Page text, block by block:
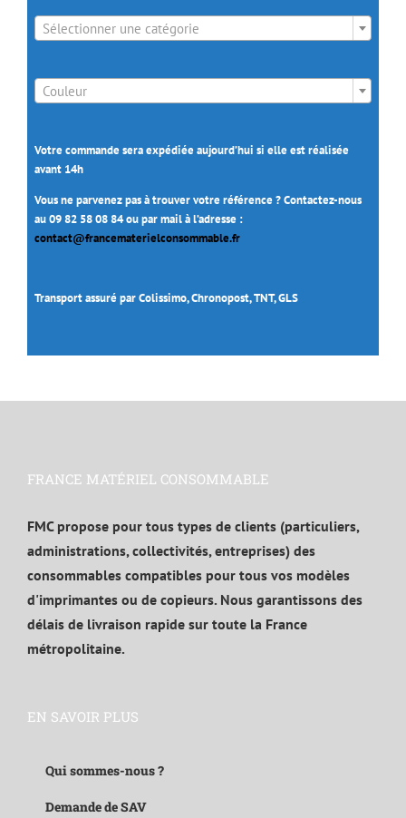
Sélectionner une catégorie
Couleur
Votre commande sera expédiée aujourd’hui si elle est réalisée
avant 14h
Vous ne parvenez pas à trouver votre référence ? Contactez-nous
au 09 82 58 08 84 ou par mail à l’adresse :
contact@francematerielconsommable.fr
Transport assuré par Colissimo, Chronopost, TNT, GLS
FRANCE MATÉRIEL CONSOMMABLE
FMC propose pour tous types de clients (particuliers,
administrations, collectivités, entreprises) des
consommables compatibles pour tous vos modèles
d'imprimantes ou de copieurs. Nous garantissons des
délais de livraison rapide sur toute la France
métropolitaine.
EN SAVOIR PLUS
Qui sommes-nous ?
Demande de SAV